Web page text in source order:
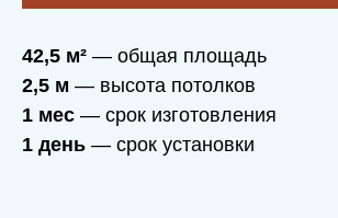
42,5 м² — общая площадь
2,5 м — высота потолков
1 мес — срок изготовления
1 день — срок установки